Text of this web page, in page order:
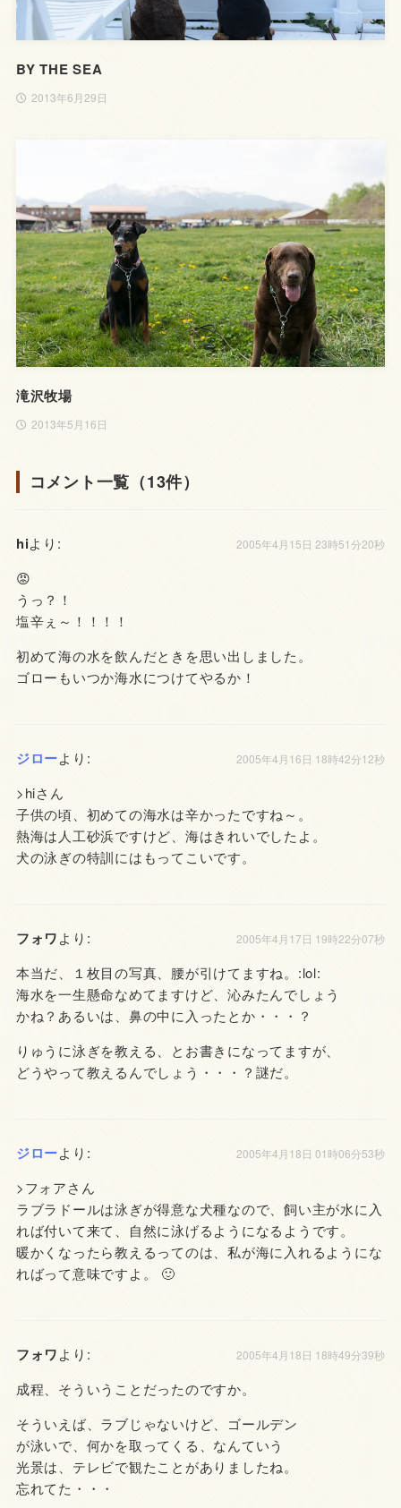
BY THE SEA
2013年6月29日
滝沢牧場
2013年5月16日
コメント一覧（13件）
hiより: 2005年4月15日 23時51分20秒
😡
うっ？！
塩辛ぇ～！！！！
初めて海の水を飲んだときを思い出しました。
ゴローもいつか海水につけてやるか！
ジローより: 2005年4月16日 18時42分12秒
>hiさん
子供の頃、初めての海水は辛かったですね～。
熱海は人工砂浜ですけど、海はきれいでしたよ。
犬の泳ぎの特訓にはもってこいです。
フォワより: 2005年4月17日 19時22分07秒
本当だ、１枚目の写真、腰が引けてますね。:lol:
海水を一生懸命なめてますけど、沁みたんでしょう
かね？あるいは、鼻の中に入ったとか・・・？
りゅうに泳ぎを教える、とお書きになってますが、
どうやって教えるんでしょう・・・？謎だ。
ジローより: 2005年4月18日 01時06分53秒
>フォアさん
ラブラドールは泳ぎが得意な犬種なので、飼い主が水に入
れば付いて来て、自然に泳げるようになるようです。
暖かくなったら教えるってのは、私が海に入れるようにな
ればって意味ですよ。 🙂
フォワより: 2005年4月18日 18時49分39秒
成程、そういうことだったのですか。
そういえば、ラブじゃないけど、ゴールデン
が泳いで、何かを取ってくる、なんていう
光景は、テレビで観たことがありましたね。
忘れてた・・・